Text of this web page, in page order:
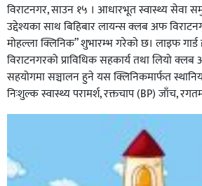
विराटनगर, साउन १५ । आधारभूत स्वास्थ्य सेवा
उद्देश्यका साथ बिहिबार लायन्स क्लब अफ
मोहल्ला क्लिनिक” शुभारम्भ गरेकाे छ। लाइफ गार्ड
विराटनगरको प्राविधिक सहकार्य तथा लियो
सहयोगमा सञ्चालन हुने यस क्लिनिकमार्फत
निःशुल्क स्वास्थ्य परामर्श, रक्तचाप (BP) जाँच,